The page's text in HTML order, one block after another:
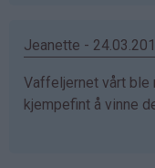
Jeanette -
Vaffeljernet vårt
kjempefint å vinne